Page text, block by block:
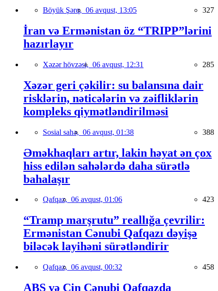
Böyük Şərq, 06 avqust, 13:05 327
İran və Ermənistan öz “TRIPP”lərini
hazırlayır
Xəzər hövzəsi, 06 avqust, 12:31 285
Xəzər geri çəkilir: su balansına dair
risklərin, nəticələrin və zəifliklərin
kompleks qiymətləndirilməsi
Sosial sahə, 06 avqust, 01:38 388
Əməkhaqları artır, lakin həyat ən çox
hiss edilən sahələrdə daha sürətlə
bahalaşır
Qafqaz, 06 avqust, 01:06 423
“Tramp marşrutu” reallığa çevrilir:
Ermənistan Cənubi Qafqazı dəyişə
biləcək layihəni sürətləndirir
Qafqaz, 06 avqust, 00:32 458
ABŞ və Çin Cənubi Qafqazda